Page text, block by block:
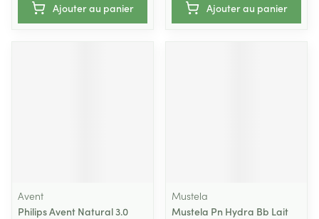
Ajouter au panier Ajouter au panier
Avent
Philips Avent Natural 3.0
Mustela
Mustela Pn Hydra Bb Lait